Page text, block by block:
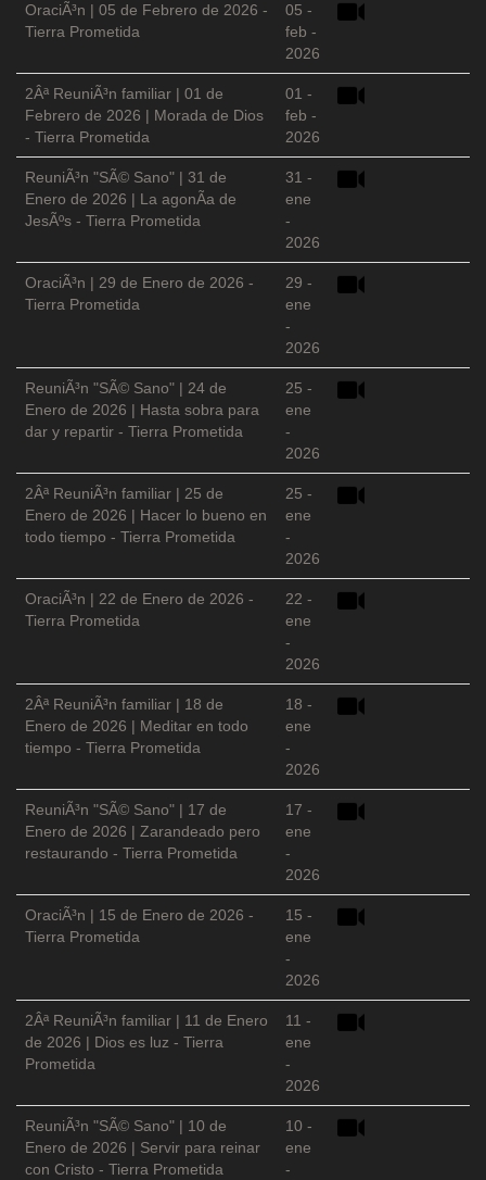
OraciÃ³n | 05 de Febrero de 2026 -
Tierra Prometida
05 -
feb -
2026
2Âª ReuniÃ³n familiar | 01 de
Febrero de 2026 | Morada de Dios
- Tierra Prometida
01 -
feb -
2026
ReuniÃ³n "SÃ© Sano" | 31 de
Enero de 2026 | La agonÃ­a de
JesÃºs - Tierra Prometida
31 -
ene
-
2026
OraciÃ³n | 29 de Enero de 2026 -
Tierra Prometida
29 -
ene
-
2026
ReuniÃ³n "SÃ© Sano" | 24 de
Enero de 2026 | Hasta sobra para
dar y repartir - Tierra Prometida
25 -
ene
-
2026
2Âª ReuniÃ³n familiar | 25 de
Enero de 2026 | Hacer lo bueno en
todo tiempo - Tierra Prometida
25 -
ene
-
2026
OraciÃ³n | 22 de Enero de 2026 -
Tierra Prometida
22 -
ene
-
2026
2Âª ReuniÃ³n familiar | 18 de
Enero de 2026 | Meditar en todo
tiempo - Tierra Prometida
18 -
ene
-
2026
ReuniÃ³n "SÃ© Sano" | 17 de
Enero de 2026 | Zarandeado pero
restaurando - Tierra Prometida
17 -
ene
-
2026
OraciÃ³n | 15 de Enero de 2026 -
Tierra Prometida
15 -
ene
-
2026
2Âª ReuniÃ³n familiar | 11 de Enero
de 2026 | Dios es luz - Tierra
Prometida
11 -
ene
-
2026
ReuniÃ³n "SÃ© Sano" | 10 de
Enero de 2026 | Servir para reinar
con Cristo - Tierra Prometida
10 -
ene
-